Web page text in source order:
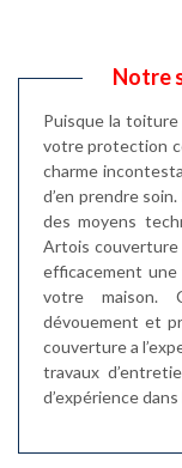
Notre
Puisque la
votre protection
charme
d’en prendre
des moyens
Artois couverture
efficacement
votre maison.
dévouement et
couverture a
travaux
d’expérience